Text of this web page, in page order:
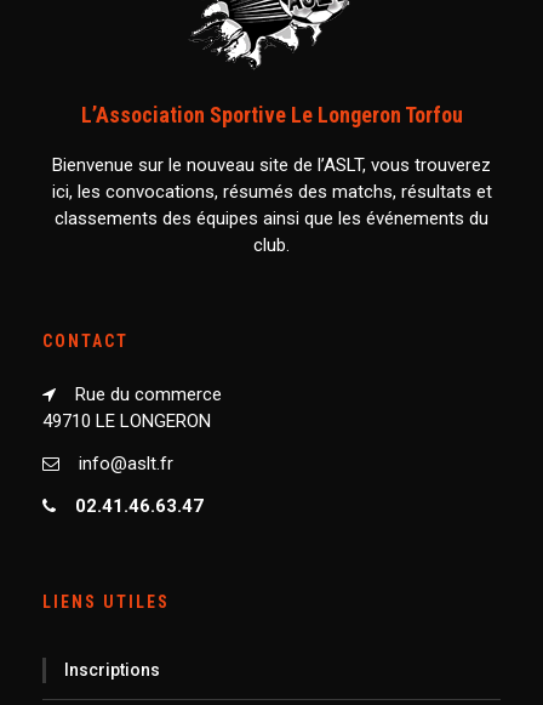
L’Association Sportive Le Longeron Torfou
Bienvenue sur le nouveau site de l’ASLT, vous trouverez
ici, les convocations, résumés des matchs, résultats et
classements des équipes ainsi que les événements du
club.
CONTACT
Rue du commerce
49710 LE LONGERON
info@aslt.fr
02.41.46.63.47
LIENS UTILES
Inscriptions